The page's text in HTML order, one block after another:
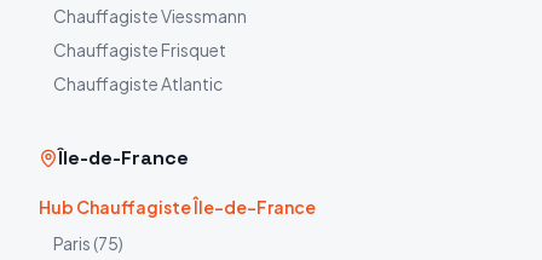
ChauffagisteViessmann
Chauffagiste Frisquet
ChauffagisteAtlantic
Île-de-France
Hub Chauffagiste Île-de-France
Paris (75)